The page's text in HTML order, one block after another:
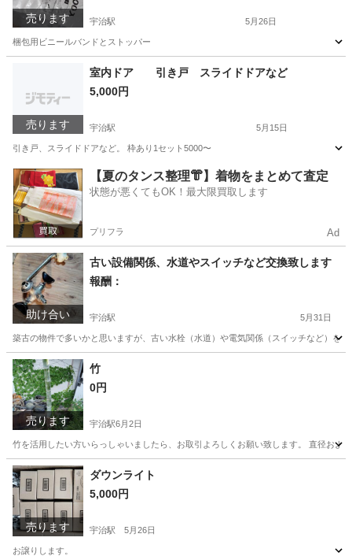
売ります 宇治駅 5月26日
梱包用ビニールバンドとストッパー
宇治駅 その他 ビニール
売ります
室内ドア 引き戸 スライドドアなど
5,000円
宇治駅 5月15日
引き戸、スライドドアなど。 枠あり1セット5000〜
京都 宇治市 宇治駅 その他 スライドドア
【夏のタンス整理👘】着物をまとめて査定
状態が悪くてもOK！最大限買取します
プリフラ Ad
助け合い
古い設備関係、水道やスイッチなど交換致します
報酬：
宇治駅 5月31日
築古の物件で多いかと思いますが、古い水栓（水道）や電気関係（スイッチなど）を
京都 宇治市
売ります
竹
0円
宇治駅6月2日
竹を活用したい方いらっしゃいましたら、お取引よろしくお願い致します。 直径およ
京都 宇治市 宇治駅 その他
売ります
ダウンライト
5,000円
宇治駅 5月26日
お譲りします。